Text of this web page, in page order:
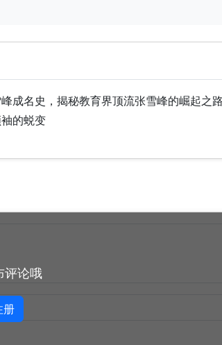
成名史，揭秘教育界顶流张雪峰的崛起之
的蜕变
评论哦
册